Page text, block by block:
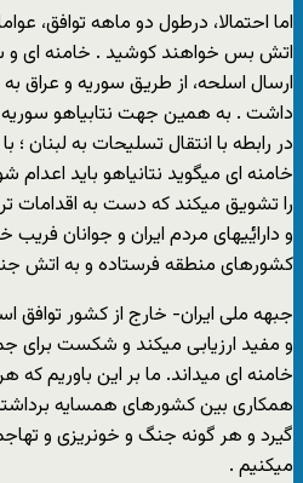
اما احتمالا، درطول دو ماهه توافق،
اتش بس خواهند کوشید . خامنه ای و
ارسال اسلحه، از طریق سوریه و عراق
داشت . به همین جهت نتابیاهو سوریه
در رابطه با انتقال تسلیحات به لبنان
خامنه ای میگوید نتانیاهو باید
را تشویق میکند که دست به اقدامات
و دارایٔیهای مردم ایران و جوانان فریب
کشورهای منطقه فرستاده و به اتش
جبهه ملی ایران- خارج از کشور توافق
و مفید ارزیابی میکند و شکست برای
خامنه ای میداند. ما بر این باوریم
همکاری بین کشورهای همسایه
گیرد و هر گونه جنگ و خونریزی و
میکنیم .